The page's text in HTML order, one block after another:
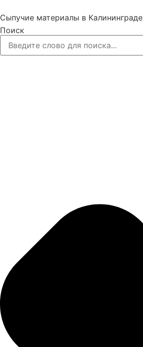
к
содержимому
Сыпучие материалы в Калининграде
Поиск